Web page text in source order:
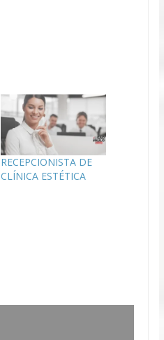
RECEPCIONISTA DE
CLÍNICA ESTÉTICA